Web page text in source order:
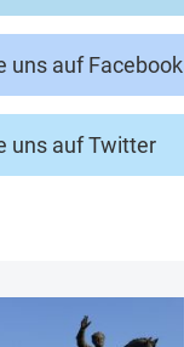
uns auf Facebook
uns auf Twitter